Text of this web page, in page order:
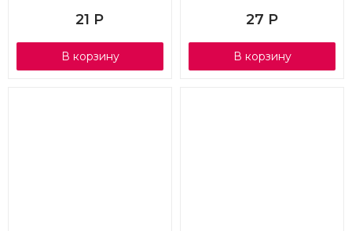
21 Р
В корзину
27 Р
В корзину